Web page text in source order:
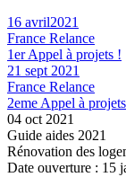
16 avril2021
France Relance
1er Appel à projets !
21 sept 2021
France Relance
2eme Appel à projets
04 oct 2021
Guide aides 2021
Rénovation des
Date ouverture : 15